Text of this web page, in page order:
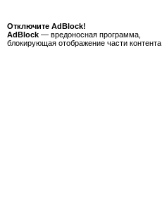
Отключите AdBlock!
AdBlock — вредоносная программа,
блокирующая отображение части контента.